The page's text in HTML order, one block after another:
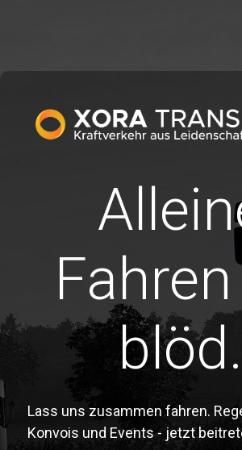
blöd.
Lass uns zusammen fahren.
Konvois und Events - jetzt